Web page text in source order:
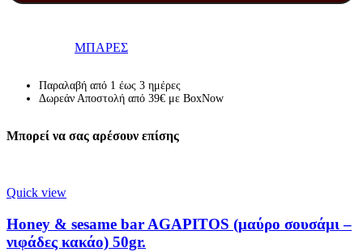
ΜΠΑΡΕΣ
Παραλαβή από 1 έως 3 ημέρες
Δωρεάν Αποστολή από 39€ με BoxNow
Μπορεί να σας αρέσουν επίσης
Quick view
Honey & sesame bar AGAPITOS (μαύρο σουσάμι –
νιφάδες κακάο) 50gr.